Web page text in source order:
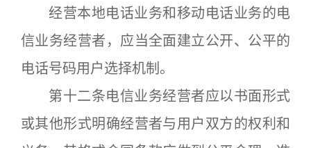
经营本地电话业务和移动电话业务的电
信业务经营者，应当全面建立公开、公平的
电话号码用户选择机制。
第十二条电信业务经营者应以书面形式
或其他形式明确经营者与用户双方的权利和